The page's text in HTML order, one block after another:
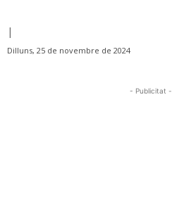
|
Dilluns, 25 de novembre de 2024
- Publicitat -